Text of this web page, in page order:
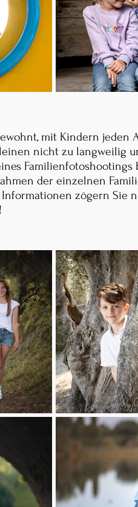
mit Kindern jeden
nicht zu langweilig
der einzelnen
zögern Sie